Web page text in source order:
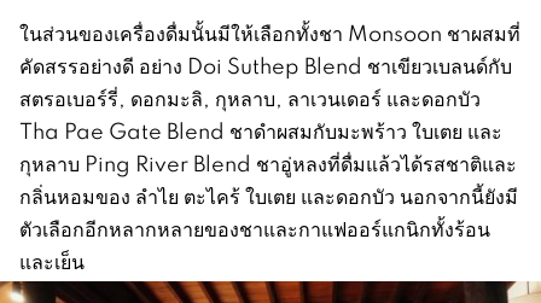
ในส่วนของเครื่องดื่มนั้นมีให้เลือกทั้งชา Monsoon ชาผสมที่
คัดสรรอย่างดี อย่าง Doi Suthep Blend ชาเขียวเบลนด์กับ
สตรอเบอร์รี่, ดอกมะลิ, กุหลาบ, ลาเวนเดอร์ และดอกบัว
Tha Pae Gate Blend ชาดำผสมกับมะพร้าว ใบเตย และ
กุหลาบ Ping River Blend ชาอู่หลงที่ดื่มแล้วได้รสชาติและ
กลิ่นหอมของ ลำไย ตะไคร้ ใบเตย และดอกบัว นอกจากนี้ยังมี
ตัวเลือกอีกหลากหลายของชาและกาแฟออร์แกนิกทั้งร้อน
และเย็น